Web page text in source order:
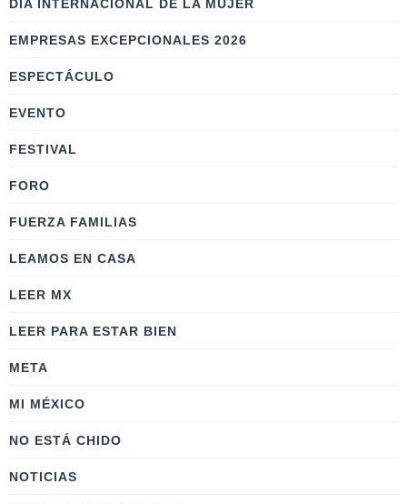
DÍA INTERNACIONAL DE LA MUJER
EMPRESAS EXCEPCIONALES 2026
ESPECTÁCULO
EVENTO
FESTIVAL
FORO
FUERZA FAMILIAS
LEAMOS EN CASA
LEER MX
LEER PARA ESTAR BIEN
META
MI MÉXICO
NO ESTÁ CHIDO
NOTICIAS